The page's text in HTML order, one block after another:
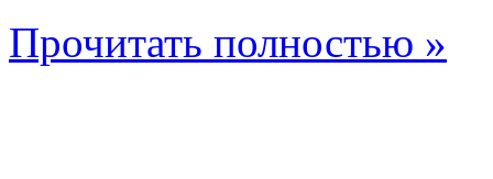
Прочитать полностью »